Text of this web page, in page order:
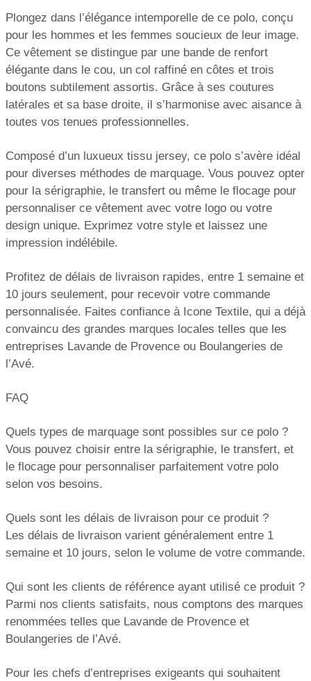
Plongez dans l’élégance intemporelle de ce polo, conçu
pour les hommes et les femmes soucieux de leur image.
Ce vêtement se distingue par une bande de renfort
élégante dans le cou, un col raffiné en côtes et trois
boutons subtilement assortis. Grâce à ses coutures
latérales et sa base droite, il s’harmonise avec aisance à
toutes vos tenues professionnelles.
Composé d’un luxueux tissu jersey, ce polo s’avère idéal
pour diverses méthodes de marquage. Vous pouvez opter
pour la sérigraphie, le transfert ou même le flocage pour
personnaliser ce vêtement avec votre logo ou votre
design unique. Exprimez votre style et laissez une
impression indélébile.
Profitez de délais de livraison rapides, entre 1 semaine et
10 jours seulement, pour recevoir votre commande
personnalisée. Faites confiance à Icone Textile, qui a déjà
convaincu des grandes marques locales telles que les
entreprises Lavande de Provence ou Boulangeries de
l’Avé.
FAQ
Quels types de marquage sont possibles sur ce polo ?
Vous pouvez choisir entre la sérigraphie, le transfert, et
le flocage pour personnaliser parfaitement votre polo
selon vos besoins.
Quels sont les délais de livraison pour ce produit ?
Les délais de livraison varient généralement entre 1
semaine et 10 jours, selon le volume de votre commande.
Qui sont les clients de référence ayant utilisé ce produit ?
Parmi nos clients satisfaits, nous comptons des marques
renommées telles que Lavande de Provence et
Boulangeries de l’Avé.
Pour les chefs d’entreprises exigeants qui souhaitent